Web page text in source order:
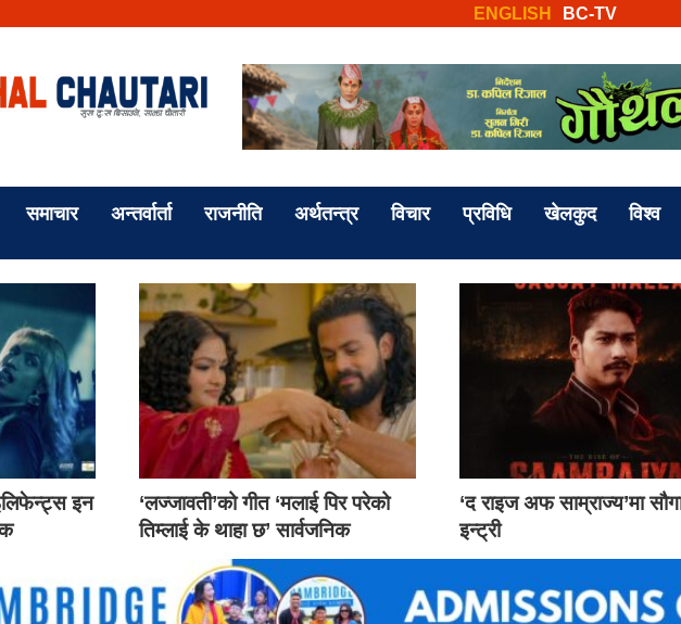
BC-TV
ENGLISH
समाचार अन्तर्वार्ता राजनीति अर्थतन्त्र विचार प्रविधि खेलकुद विश्व
इन
‘लज्जावती’को गीत ‘मलाई पिर परेको
तिम्लाई के थाहा छ’ सार्वजनिक
‘द राइज अफ साम्राज्य’मा
इन्ट्री